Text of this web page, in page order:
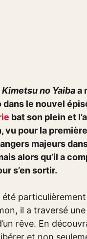
no Yaibaa
dans le nouvel
bat son plein et
vu pour la
majeurs
alors qu’il a
s’en sortir.
il a traversé
rêve. En
et non